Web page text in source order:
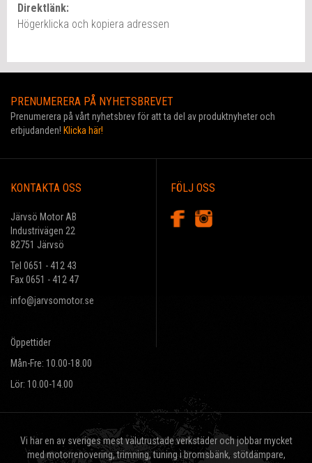
Direktlänk:
Högerklicka och kopiera adressen
PRENUMERERA PÅ NYHETSBREVET
Prenumerera på vårt nyhetsbrev för att ta del av produktnyheter och
erbjudanden! Klicka här!
KONTAKTA OSS
Järvsö Motor AB
Industrivägen 22
82751 Järvsö
Tel 0651 - 412 43
Fax 0651 - 412 47
info@jarvsomotor.se
Öppettider
Mån-Fre: 10.00-18.00
Lör: 10.00-14.00
FÖLJ OSS
Vi har en av sveriges mest välutrustade verkstäder och jobbar mycket
med motorrenovering, trimning, tuning i bromsbänk, stötdämpare,